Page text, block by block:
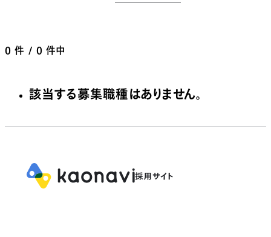
0 件 / 0 件中
該当する募集職種はありません。